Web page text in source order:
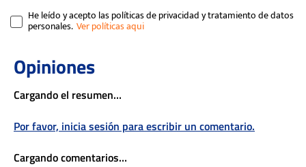
He leído y acepto las políticas de privacidad y tratamiento de datos
personales.
Cargando el resumen…
Por favor, inicia sesión para escribir un comentario.
Cargando comentarios…